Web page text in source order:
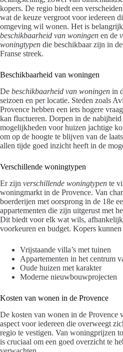
kopers. De regio biedt een
wat de keuze vergroot voor iedereen
omgeving wil wonen. Het is
beschikbaarheid van woningen en de
woningtypen die beschikbaar zijn in
Franse streek.
Beschikbaarheid van woningen
De beschikbaarheid van woningen in
seizoen en per locatie. Steden zoals
Provence hebben een iets hogere
kan fluctueren. Dorpen in de nabijheid
mogelijkheden voor huizen jachtige
om op de hoogte te blijven van de
allen tijde goed inzicht heeft in de
Verschillende woningtypen
Er zijn verschillende woningtypen te
woningmarkt in de Provence. Van
boerderijen met oorsprong in de 18e
appartementen die zijn uitgerust met
Dit biedt voor elk wat wils,
voorkeuren en budget. Kopers
Vrijstaande villa’s met tuinen
Appartementen in het centrum
Oude huizen met karakter
Moderne nieuwbouwprojecten
Kosten van wonen in de Provence
De kosten van wonen in de Provence
aspect voor iedereen die overweegt
regio te vestigen. Van woningprijzen
is cruciaal om een goed overzicht te